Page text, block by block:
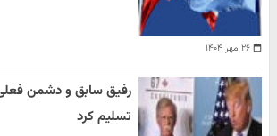
۲۶ مهر ۱۴۰۴
رفیق سابق و دشمن
تسلیم کرد